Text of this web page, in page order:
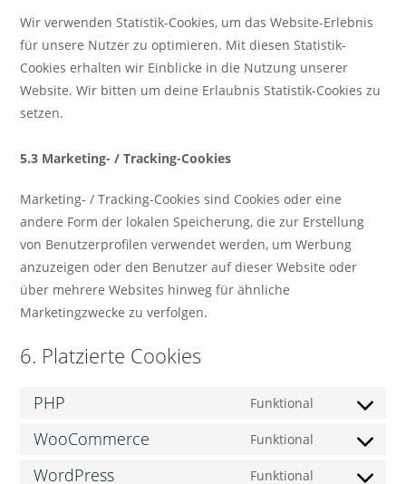
Wir verwenden Statistik-Cookies, um das Website-Erlebnis
für unsere Nutzer zu optimieren. Mit diesen Statistik-
Cookies erhalten wir Einblicke in die Nutzung unserer
Website. Wir bitten um deine Erlaubnis Statistik-Cookies zu
setzen.
5.3 Marketing- / Tracking-Cookies
Marketing- / Tracking-Cookies sind Cookies oder eine
andere Form der lokalen Speicherung, die zur Erstellung
von Benutzerprofilen verwendet werden, um Werbung
anzuzeigen oder den Benutzer auf dieser Website oder
über mehrere Websites hinweg für ähnliche
Marketingzwecke zu verfolgen.
6. Platzierte Cookies
PHP Funktional
WooCommerce Funktional
WordPress Funktional